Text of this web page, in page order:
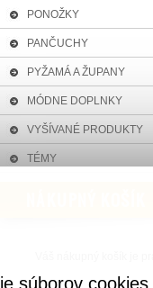
PONOŽKY
PANČUCHY
PYŽAMÁ A ŽUPANY
MÓDNE DOPLNKY
VYŠÍVANÉ PRODUKTY
TÉMY
súborov cookies